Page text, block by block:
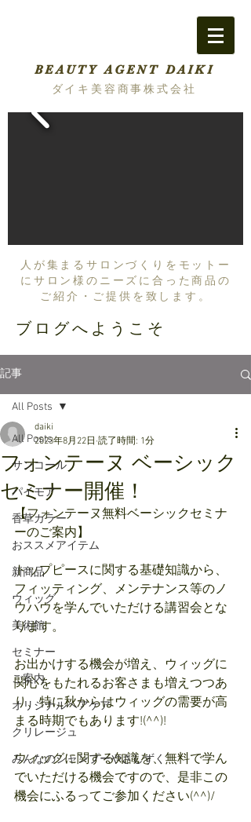
BEAUTY AGENT DAIKI
ダイキ美容商事株式会社
人が集まるサロンづくりをモットー
にサロン様のニーズに合った商品の
ご紹介・ご提供を致します。
ブログへようこそ
記事
All Posts
サンコール
パイモア
香草カラー
おススメアイテム
新商品
ウィッグ
美術館
セミナー
ご案内
オリジナルヘアケア
クリレージュ
みんなのシャンプーやさしずく
All Posts
フォンテーヌ ベーシック
セミナー開催！
daiki
2023年8月22日 読了時間: 1分
【フォンテーヌ無料ベーシックセミナ
ーのご案内】
トップピースに関する基礎知識から、
フィッティング、メンテナンス等のノ
ウハウを学んでいただける講習会とな
ります。
お出かけする機会が増え、ウィッグに
関心をもたれるお客さまも増えつつあ
り、特に秋からはウィッグの需要が高
まる時期でもあります!(^^)!
ウィッグに関する知識を、無料で学ん
でいただける機会ですので、是非この
機会にふるってご参加ください(^^)/